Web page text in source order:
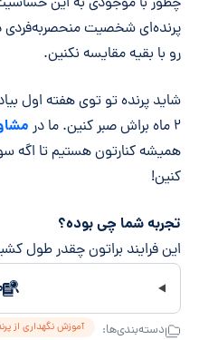
پرنده‌ای شخصیت
رو با بقیه مقایسه نکنین.
شاید پرنده تو توی هفته اول
۲ ماه براش صبر کنین. ما در
همیشه کنارتون هستیم تا اگه
کنین!
تجربه شما چی بوده؟
این فرایند براتون چقدر طول
دسته‌بندی‌ها: آموزش نگهداری از